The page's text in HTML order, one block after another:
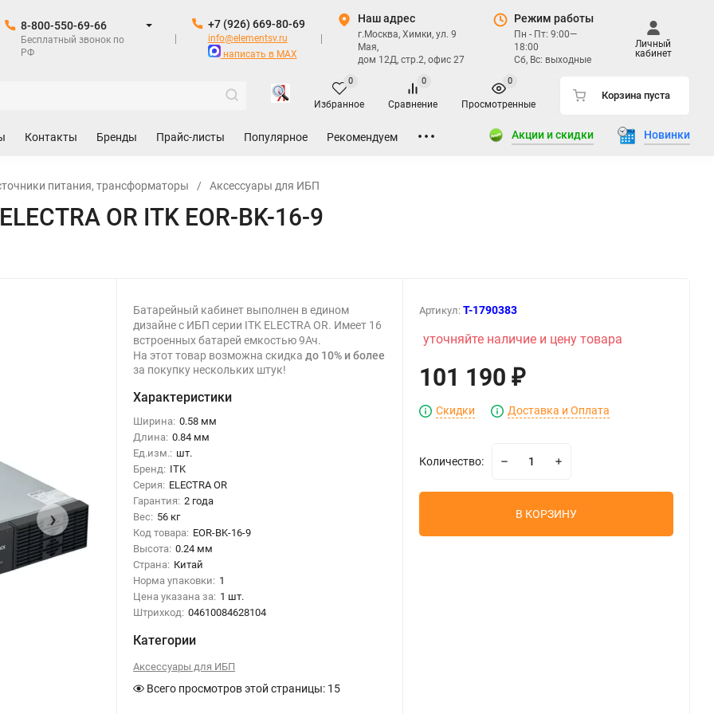
8-800-550-69-66
Бесплатный звонок по
РФ
+7 (926) 669-80-69
info@elementsv.ru
написать в MAX
Наш адрес
г.Москва, Химки, ул. 9
Мая,
дом 12Д, стр.2, офис 27
Режим работы
Пн - Пт: 9:00—
18:00
Сб, Вс: выходные
Личный
кабинет
Избранное
0
Сравнение
0
Просмотренные
0
Корзина пуста
Контакты Бренды Прайс-листы Популярное Рекомендуем Акции и скидки Новинки
питания, трансформаторы / Аксессуары для ИБП
OR ITK EOR-BK-16-9
›
Батарейный кабинет выполнен в едином
дизайне с ИБП серии ITK ELECTRA OR. Имеет 16
встроенных батарей емкостью 9Ач.
На этот товар возможна скидкадо 10% и более
за покупку нескольких штук!
Характеристики
Ширина: 0.58 мм
Длина: 0.84 мм
Ед.изм.: шт.
Бренд: ITK
Серия: ELECTRA OR
Гарантия: 2 года
Вес: 56 кг
Код товара: EOR-BK-16-9
Высота: 0.24 мм
Страна: Китай
Норма упаковки: 1
Цена указана за: 1 шт.
Штрихкод: 04610084628104
Категории
Аксессуары для ИБП
Всего просмотров этой страницы: 15
Артикул:T-1790383
уточняйте наличие и цену товара
101 190₽
Скидки Доставка и Оплата
Количество:
В КОРЗИНУ